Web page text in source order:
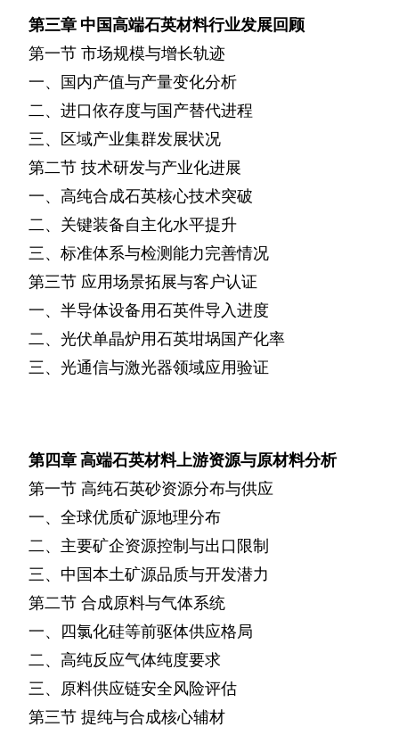
第三章 中国高端石英材料行业发展回顾
第一节 市场规模与增长轨迹
一、国内产值与产量变化分析
二、进口依存度与国产替代进程
三、区域产业集群发展状况
第二节 技术研发与产业化进展
一、高纯合成石英核心技术突破
二、关键装备自主化水平提升
三、标准体系与检测能力完善情况
第三节 应用场景拓展与客户认证
一、半导体设备用石英件导入进度
二、光伏单晶炉用石英坩埚国产化率
三、光通信与激光器领域应用验证
第四章高端石英材料上游资源与原材料分析
第一节 高纯石英砂资源分布与供应
一、全球优质矿源地理分布
二、主要矿企资源控制与出口限制
三、中国本土矿源品质与开发潜力
第二节 合成原料与气体系统
一、四氯化硅等前驱体供应格局
二、高纯反应气体纯度要求
三、原料供应链安全风险评估
第三节 提纯与合成核心辅材